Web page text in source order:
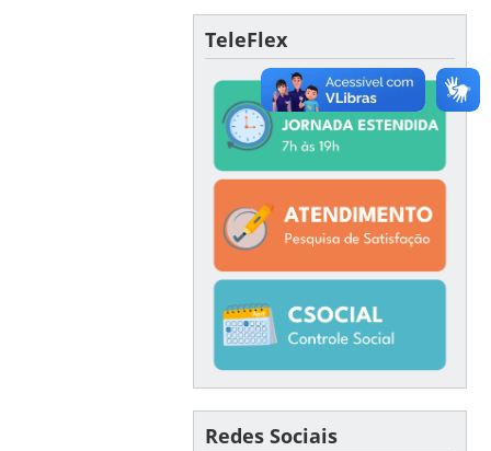
TeleFlex
Redes Sociais